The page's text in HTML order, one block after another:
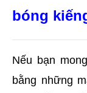
bóng
Nếu bạn
bằng những